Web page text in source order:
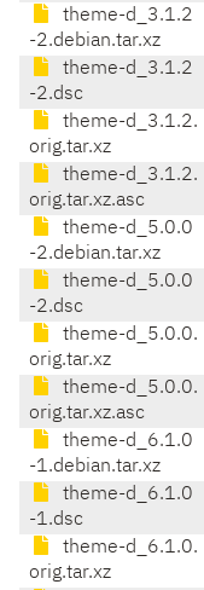
theme-d_3.1.2
-2.debian.tar.xz
theme-d_3.1.2
-2.dsc
theme-d_3.1.2.
orig.tar.xz
theme-d_3.1.2.
orig.tar.xz.asc
theme-d_5.0.0
-2.debian.tar.xz
theme-d_5.0.0
-2.dsc
theme-d_5.0.0.
orig.tar.xz
theme-d_5.0.0.
orig.tar.xz.asc
theme-d_6.1.0
-1.debian.tar.xz
theme-d_6.1.0
-1.dsc
theme-d_6.1.0.
orig.tar.xz